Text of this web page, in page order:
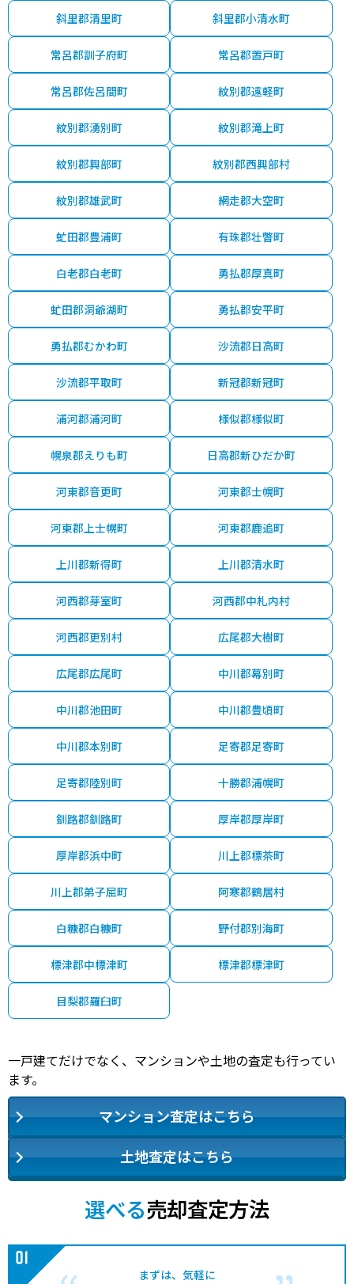
斜里郡清里町 斜里郡小清水町
常呂郡訓子府町 常呂郡置戸町
常呂郡佐呂間町 紋別郡遠軽町
紋別郡湧別町 紋別郡滝上町
紋別郡興部町 紋別郡西興部村
紋別郡雄武町 網走郡大空町
虻田郡豊浦町 有珠郡壮瞥町
白老郡白老町 勇払郡厚真町
虻田郡洞爺湖町 勇払郡安平町
勇払郡むかわ町 沙流郡日高町
沙流郡平取町 新冠郡新冠町
浦河郡浦河町 様似郡様似町
幌泉郡えりも町 日高郡新ひだか町
河東郡音更町 河東郡士幌町
河東郡上士幌町 河東郡鹿追町
上川郡新得町 上川郡清水町
河西郡芽室町 河西郡中札内村
河西郡更別村 広尾郡大樹町
広尾郡広尾町 中川郡幕別町
中川郡池田町 中川郡豊頃町
中川郡本別町 足寄郡足寄町
足寄郡陸別町 十勝郡浦幌町
釧路郡釧路町 厚岸郡厚岸町
厚岸郡浜中町 川上郡標茶町
川上郡弟子屈町 阿寒郡鶴居村
白糠郡白糠町 野付郡別海町
標津郡中標津町 標津郡標津町
目梨郡羅臼町
一戸建てだけでなく、マンションや土地の査定も行ってい
ます。
マンション査定はこちら
土地査定はこちら
選べる売却査定方法
まずは、気軽に